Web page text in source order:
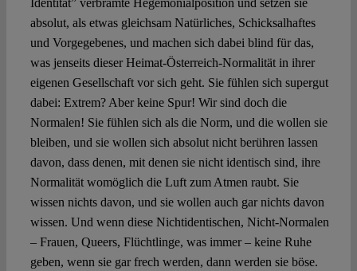
Identität” verbrämte Hegemonialposition und setzen sie
absolut, als etwas gleichsam Natürliches, Schicksalhaftes
und Vorgegebenes, und machen sich dabei blind für das,
was jenseits dieser Heimat-Österreich-Normalität in ihrer
eigenen Gesellschaft vor sich geht. Sie fühlen sich supergut
dabei: Extrem? Aber keine Spur! Wir sind doch die
Normalen! Sie fühlen sich als die Norm, und die wollen sie
bleiben, und sie wollen sich absolut nicht berühren lassen
davon, dass denen, mit denen sie nicht identisch sind, ihre
Normalität womöglich die Luft zum Atmen raubt. Sie
wissen nichts davon, und sie wollen auch gar nichts davon
wissen. Und wenn diese Nichtidentischen, Nicht-Normalen
– Frauen, Queers, Flüchtlinge, was immer – keine Ruhe
geben, wenn sie gar frech werden, dann werden sie böse.